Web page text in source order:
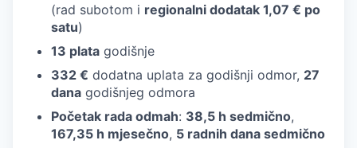
(rad subotom i regionalni dodatak 1,07 € po
satu)
13 plata godišnje
332 € dodatna uplata za godišnji odmor, 27
dana godišnjeg odmora
Početak rada odmah: 38,5 h sedmično,
167,35 h mjesečno, 5 radnih dana sedmično